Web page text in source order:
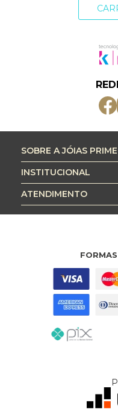
SOBRE A JÓIAS PRIME
INSTITUCIONAL
ATENDIMENTO